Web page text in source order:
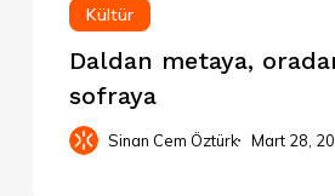
Kültür
Daldan metaya,
sofraya
Sinan Cem Öztürk Mart 28,